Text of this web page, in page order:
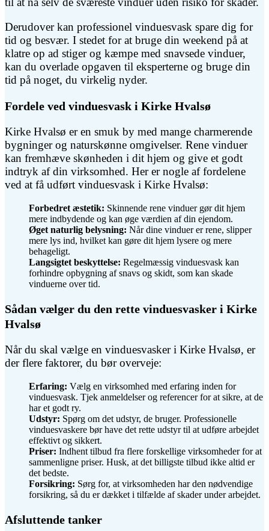
Derudover kan professionel vinduesvask spare dig for
tid og besvær. I stedet for at bruge din weekend på at
klatre op ad stiger og kæmpe med snavsede vinduer,
kan du overlade opgaven til eksperterne og bruge din
tid på noget, du virkelig nyder.
Fordele ved vinduesvask i Kirke Hvalsø
Kirke Hvalsø er en smuk by med mange charmerende
bygninger og naturskønne omgivelser. Rene vinduer
kan fremhæve skønheden i dit hjem og give et godt
indtryk af din virksomhed. Her er nogle af fordelene
ved at få udført vinduesvask i Kirke Hvalsø:
Forbedret æstetik: Skinnende rene vinduer gør dit hjem
mere indbydende og kan øge værdien af din ejendom.
Øget naturlig belysning: Når dine vinduer er rene, slipper
mere lys ind, hvilket kan gøre dit hjem lysere og mere
behageligt.
Langsigtet beskyttelse: Regelmæssig vinduesvask kan
forhindre opbygning af snavs og skidt, som kan skade
vinduerne over tid.
Sådan vælger du den rette vinduesvasker i Kirke
Hvalsø
Når du skal vælge en vinduesvasker i Kirke Hvalsø, er
der flere faktorer, du bør overveje:
Erfaring: Vælg en virksomhed med erfaring inden for
vinduesvask. Tjek anmeldelser og referencer for at sikre, at de
har et godt ry.
Udstyr: Spørg om det udstyr, de bruger. Professionelle
vinduesvaskere bør have det rette udstyr til at udføre arbejdet
effektivt og sikkert.
Priser: Indhent tilbud fra flere forskellige virksomheder for at
sammenligne priser. Husk, at det billigste tilbud ikke altid er
det bedste.
Forsikring: Sørg for, at virksomheden har den nødvendige
forsikring, så du er dækket i tilfælde af skader under arbejdet.
Afsluttende tanker